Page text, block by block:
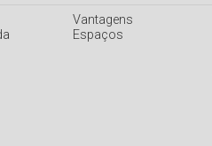
Vantagens
Espaços